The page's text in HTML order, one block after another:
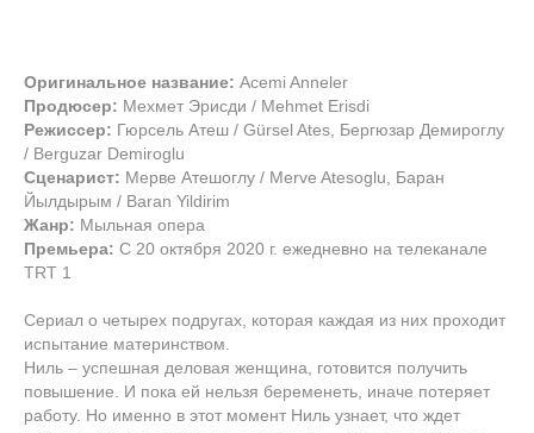
Оригинальное название: Acemi Anneler
Продюсер: Мехмет Эрисди / Mehmet Erisdi
Режиссер: Гюрсель Атеш / Gürsel Ates, Бергюзар Демироглу
/ Berguzar Demiroglu
Сценарист: Мерве Атешоглу / Merve Atesoglu, Баран
Йылдырым / Baran Yildirim
Жанр: Мыльная опера
Премьера: С 20 октября 2020 г. ежедневно на телеканале
TRT 1
Сериал о четырех подругах, которая каждая из них проходит
испытание материнством.
Ниль – успешная деловая женщина, готовится получить
повышение. И пока ей нельзя беременеть, иначе потеряет
работу. Но именно в этот момент Ниль узнает, что ждет